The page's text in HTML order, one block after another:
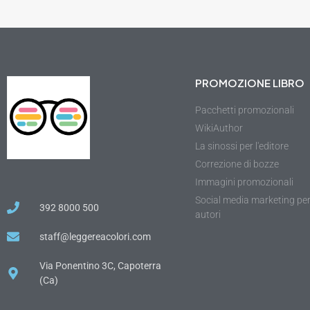
392 8000 500
staff@leggereacolori.com
Via Ponentino 3C, Capoterra
(Ca)
PROMOZIONE LIBRO
Pacchetti promozionali
WikiAuthor
La sinossi per l'editore
Correzione di bozze
Immagini promozionali
Social media marketing per
autori